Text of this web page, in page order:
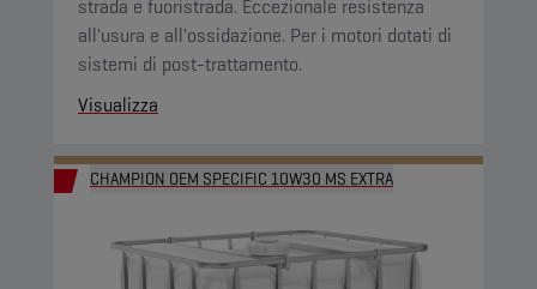
strada e fuoristrada. Eccezionale resistenza
all'usura e all'ossidazione. Per i motori dotati di
sistemi di post-trattamento.
Visualizza
CHAMPION OEM SPECIFIC 10W30 MS EXTRA